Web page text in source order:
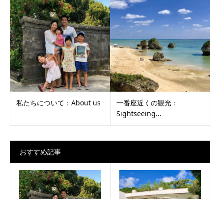
私たちについて：About us
一番座近くの観光：
Sightseeing...
おすすめ記事